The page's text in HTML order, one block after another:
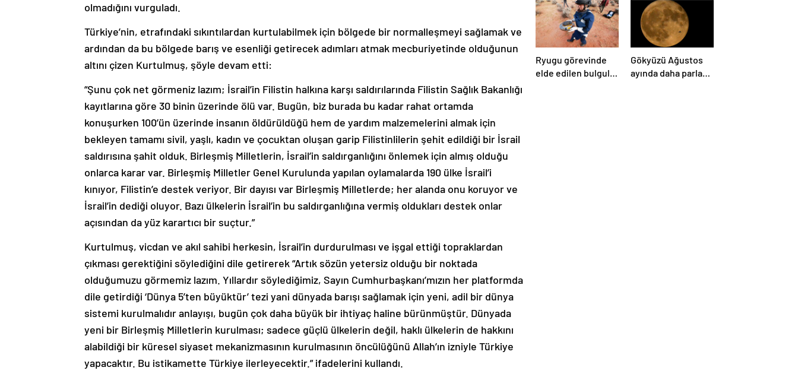
olmadığını vurguladı.
Türkiye’nin, etrafındaki sıkıntılardan kurtulabilmek için bölgede bir normalleşmeyi sağlamak ve
ardından da bu bölgede barış ve esenliği getirecek adımları atmak mecburiyetinde olduğunun
altını çizen Kurtulmuş, şöyle devam etti:
“Şunu çok net görmeniz lazım; İsrail’in Filistin halkına karşı saldırılarında Filistin Sağlık Bakanlığı
kayıtlarına göre 30 binin üzerinde ölü var. Bugün, biz burada bu kadar rahat ortamda
konuşurken 100’ün üzerinde insanın öldürüldüğü hem de yardım malzemelerini almak için
bekleyen tamamı sivil, yaşlı, kadın ve çocuktan oluşan garip Filistinlilerin şehit edildiği bir İsrail
saldırısına şahit olduk. Birleşmiş Milletlerin, İsrail’in saldırganlığını önlemek için almış olduğu
onlarca karar var. Birleşmiş Milletler Genel Kurulunda yapılan oylamalarda 190 ülke İsrail’i
kınıyor, Filistin’e destek veriyor. Bir dayısı var Birleşmiş Milletlerde; her alanda onu koruyor ve
İsrail’in dediği oluyor. Bazı ülkelerin İsrail’in bu saldırganlığına vermiş oldukları destek onlar
açısından da yüz karartıcı bir suçtur.”
Kurtulmuş, vicdan ve akıl sahibi herkesin, İsrail’in durdurulması ve işgal ettiği topraklardan
çıkması gerektiğini söylediğini dile getirerek “Artık sözün yetersiz olduğu bir noktada
olduğumuzu görmemiz lazım. Yıllardır söylediğimiz, Sayın Cumhurbaşkanı’mızın her platformda
dile getirdiği ‘Dünya 5’ten büyüktür’ tezi yani dünyada barışı sağlamak için yeni, adil bir dünya
sistemi kurulmalıdır anlayışı, bugün çok daha büyük bir ihtiyaç haline bürünmüştür. Dünyada
yeni bir Birleşmiş Milletlerin kurulması; sadece güçlü ülkelerin değil, haklı ülkelerin de hakkını
alabildiği bir küresel siyaset mekanizmasının kurulmasının öncülüğünü Allah’ın izniyle Türkiye
yapacaktır. Bu istikamette Türkiye ilerleyecektir.” ifadelerini kullandı.
Ryugu görevinde
elde edilen bulgular
Gökyüzü Ağustos
ayında daha parlak: